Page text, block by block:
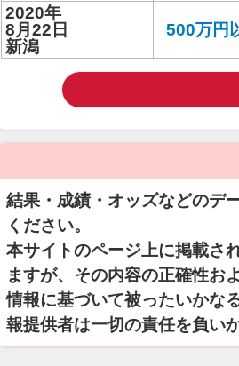
2020年
8月22日
新潟
500万円
結果・成績・オッズなどのデ
ください。
本サイトのページ上に掲載さ
ますが、その内容の正確性お
情報に基づいて被ったいかな
報提供者は一切の責任を負い